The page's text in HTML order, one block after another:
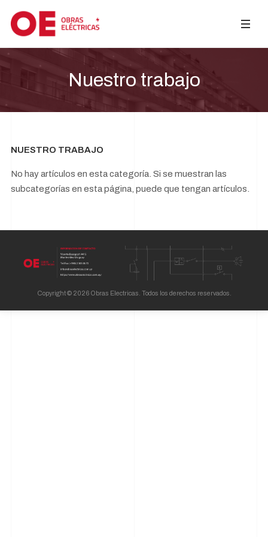
Nuestro trabajo
NUESTRO TRABAJO
No hay artículos en esta categoría. Si se muestran las
subcategorías en esta página, puede que tengan artículos.
Copyright © 2026 Obras Electricas. Todos los derechos reservados.